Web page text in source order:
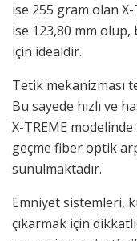
ise 255 gram olan
ise 123,80 mm olup,
için idealdir.
Tetik mekanizması
Bu sayede hızlı ve
X-TREME
geçme fiber optik
sunulmaktadır.
Emniyet sistemleri,
çıkarmak için